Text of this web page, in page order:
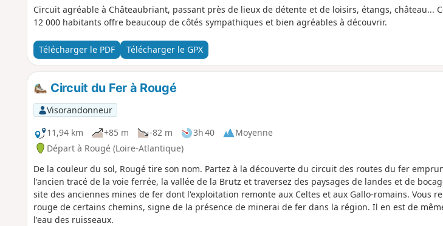
Circuit agréable à Châteaubriant, passant près de lieux de détente et de loisirs, étangs, château...
12 000 habitants offre beaucoup de côtés sympathiques et bien agréables à découvrir.
Télécharger le PDF Télécharger le GPX
Circuit du Fer à Rougé
Visorandonneur
11,94 km
+85 m -82 m 3h 40
Moyenne
Départ à Rougé (Loire-Atlantique)
De la couleur du sol, Rougé tire son nom. Partez à la découverte du circuit des routes du fer
l'ancien tracé de la voie ferrée, la vallée de la Brutz et traversez des paysages de landes et de
site des anciennes mines de fer dont l'exploitation remonte aux Celtes et aux Gallo-romains. Vous
rouge de certains chemins, signe de la présence de minerai de fer dans la région. Il en est de
l'eau des ruisseaux.